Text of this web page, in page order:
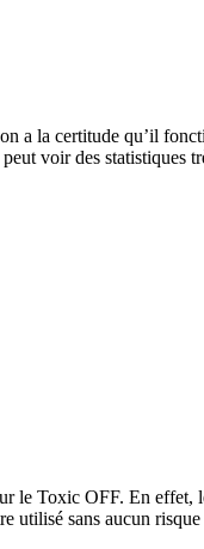
a la certitude qu’il
voir des statistiques
le Toxic OFF. En
utilisé sans aucun